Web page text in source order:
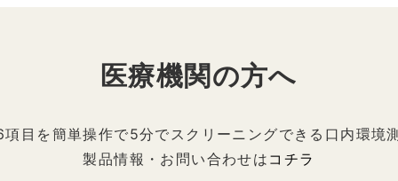
医療機関の方へ
目を簡単操作で5分でスクリーニングできる口内環境
製品情報・お問い合わせは コチラ